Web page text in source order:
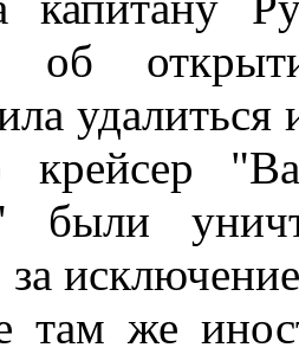
об
удалиться
крейсер
были
там же